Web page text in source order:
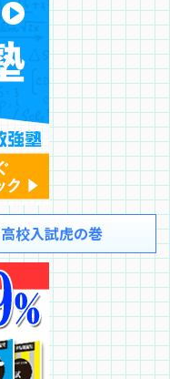
校入試虎の巻